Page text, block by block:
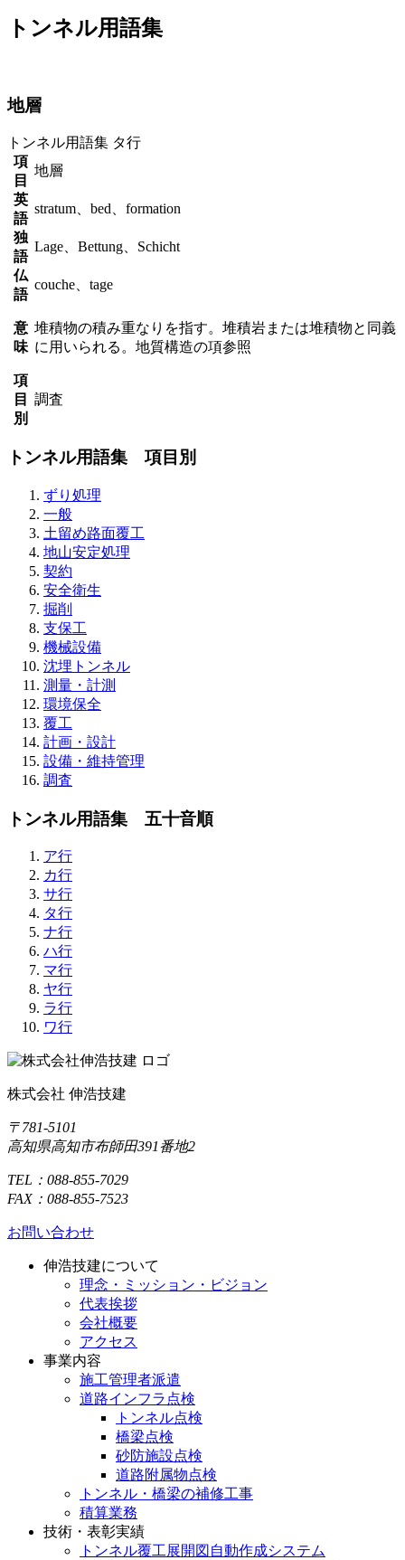
トンネル用語集
地層
トンネル用語集 タ行
項
目
地層
英
語
stratum、bed、formation
独
語
Lage、Bettung、Schicht
仏
語
couche、tage
意
味
堆積物の積み重なりを指す。堆積岩または堆積物と同義
に用いられる。地質構造の項参照
項
目
別
調査
トンネル用語集 項目別
ずり処理
一般
土留め路面覆工
地山安定処理
契約
安全衛生
掘削
支保工
機械設備
沈埋トンネル
測量・計測
環境保全
覆工
計画・設計
設備・維持管理
調査
トンネル用語集 五十音順
ア行
カ行
サ行
タ行
ナ行
ハ行
マ行
ヤ行
ラ行
ワ行
株式会社 伸浩技建
〒781-5101
高知県高知市布師田391番地2
TEL：088-855-7029
FAX：088-855-7523
お問い合わせ
伸浩技建について
理念・ミッション・ビジョン
代表挨拶
会社概要
アクセス
事業内容
施工管理者派遣
道路インフラ点検
トンネル点検
橋梁点検
砂防施設点検
道路附属物点検
トンネル・橋梁の補修工事
積算業務
技術・表彰実績
トンネル覆工展開図自動作成システム